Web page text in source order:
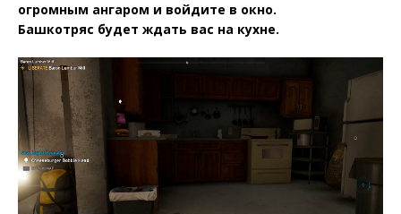
огромным ангаром и войдите в окно.
Башкотряс будет ждать вас на кухне.